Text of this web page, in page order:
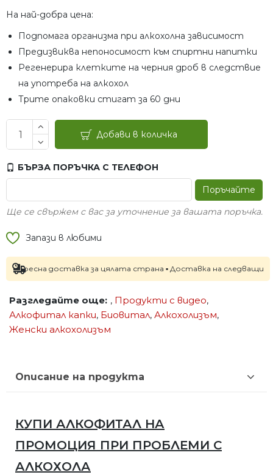
На най-добра цена:
Подпомага организма при алкохолна зависимост
Предизвиква непоносимост към спиртни напитки
Регенерира клетките на черния дроб в следствие
на употреба на алкохол
Трите опаковки стигат за 60 дни
Добави в количка
БЪРЗА ПОРЪЧКА С ТЕЛЕФОН
Поръчайте
Ще се свържем с вас за уточнение за вашата поръчка.
Запази в любими
доставка за цялата страна ▪ Доставка на следващия
Разгледайте още: , Продукти с видео,
Алкофитал капки, Биовитал, Алкохолизъм,
Женски алкохолизъм
Описание на продукта
КУПИ АЛКОФИТАЛ НА
ПРОМОЦИЯ ПРИ ПРОБЛЕМИ С
АЛКОХОЛА